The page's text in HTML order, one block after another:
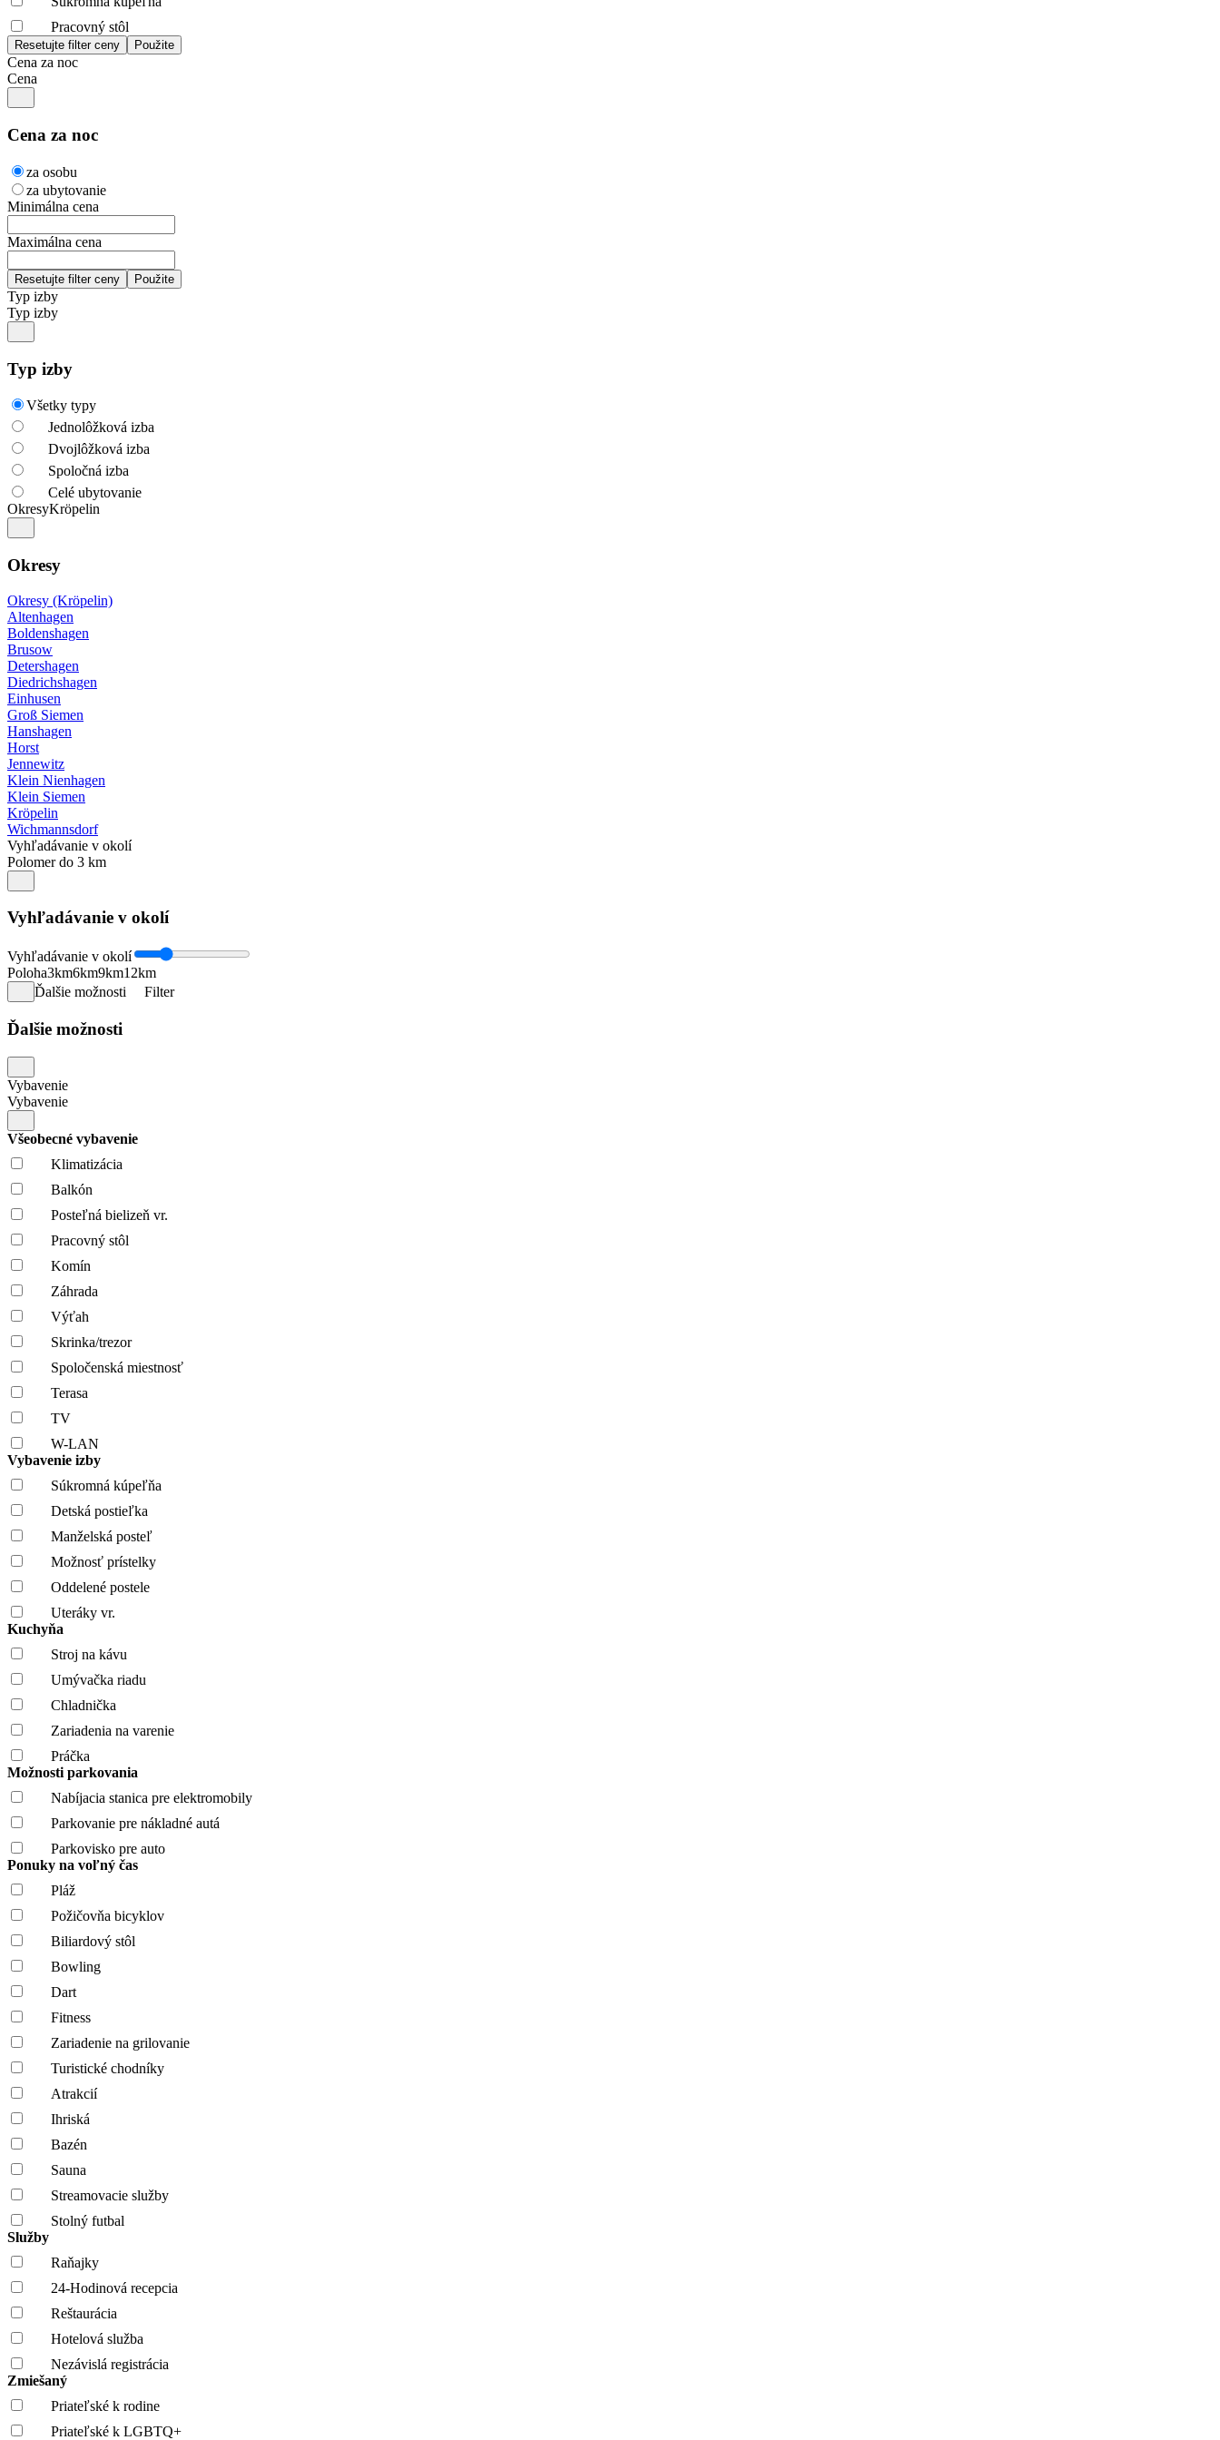
Pracovný stôl
Cena za noc
Cena
Cena za noc
za osobu
za ubytovanie
Minimálna cena
Maximálna cena
Typ izby
Typ izby
Typ izby
Všetky typy
Jednolôžková izba
Dvojlôžková izba
Spoločná izba
Celé ubytovanie
OkresyKröpelin
Okresy
Okresy (Kröpelin)
Altenhagen
Boldenshagen
Brusow
Detershagen
Diedrichshagen
Einhusen
Groß Siemen
Hanshagen
Horst
Jennewitz
Klein Nienhagen
Klein Siemen
Kröpelin
Wichmannsdorf
Vyhľadávanie v okolí
Polomer do 3 km
Vyhľadávanie v okolí
Vyhľadávanie v okolí
Poloha3km6km9km12km
Ďalšie možnosti
Filter
Ďalšie možnosti
Vybavenie
Vybavenie
Všeobecné vybavenie
Klimatizácia
Balkón
Posteľná bielizeň vr.
Pracovný stôl
Komín
Záhrada
Výťah
Skrinka/trezor
Spoločenská miestnosť
Terasa
TV
W-LAN
Vybavenie izby
Súkromná kúpeľňa
Detská postieľka
Manželská posteľ
Možnosť prístelky
Oddelené postele
Uteráky vr.
Kuchyňa
Stroj na kávu
Umývačka riadu
Chladnička
Zariadenia na varenie
Práčka
Možnosti parkovania
Nabíjacia stanica pre elektromobily
Parkovanie pre nákladné autá
Parkovisko pre auto
Ponuky na voľný čas
Pláž
Požičovňa bicyklov
Biliardový stôl
Bowling
Dart
Fitness
Zariadenie na grilovanie
Turistické chodníky
Atrakcií
Ihriská
Bazén
Sauna
Streamovacie služby
Stolný futbal
Služby
Raňajky
24-Hodinová recepcia
Reštaurácia
Hotelová služba
Nezávislá registrácia
Zmiešaný
Priateľské k rodine
Priateľské k LGBTQ+